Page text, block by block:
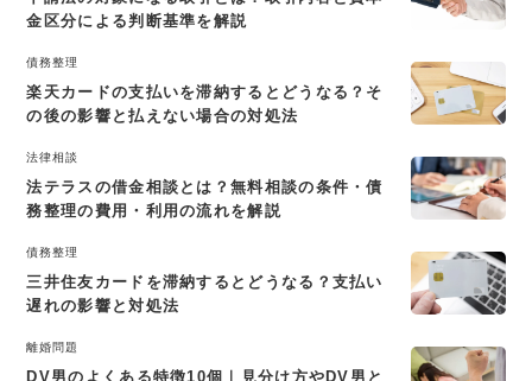
金区分による判断基準を解説
債務整理
楽天カードの支払いを滞納するとどうなる？そ
の後の影響と払えない場合の対処法
法律相談
法テラスの借金相談とは？無料相談の条件・債
務整理の費用・利用の流れを解説
債務整理
三井住友カードを滞納するとどうなる？支払い
遅れの影響と対処法
離婚問題
DV男のよくある特徴10個｜見分け方やDV男と